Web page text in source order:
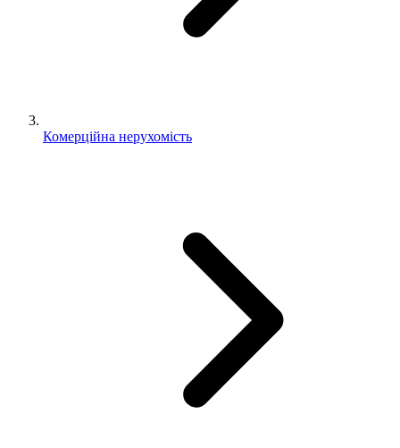
Комерційна нерухомість